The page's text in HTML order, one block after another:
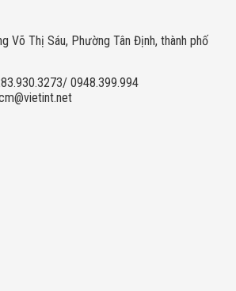
Võ Thị Sáu, Phường Tân Định, thành phố
0948.399.994